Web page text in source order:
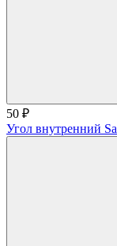
50 ₽
Угол внутренний